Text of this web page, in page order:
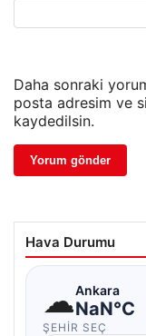
Daha sonraki
posta adresim ve
kaydedilsin.
Hava Durumu
☁Ankara
NaN°C
ŞEHIR SEÇ